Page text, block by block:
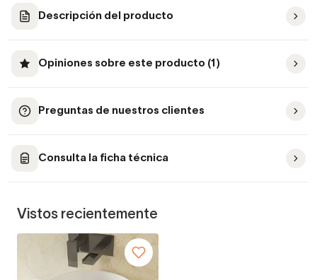
Descripción del producto
Opiniones sobre este producto (1)
Preguntas de nuestros clientes
Consulta la ficha técnica
Vistos recientemente